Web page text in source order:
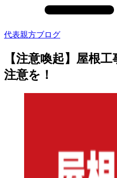
代表親方ブログ
【注意喚起】屋根
注意を！